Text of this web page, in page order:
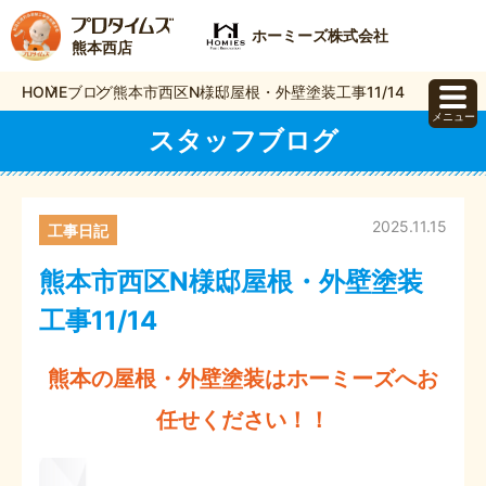
熊本西店
ホーミーズ株式会社
HOMEブログ熊本市西区N様邸屋根・外壁塗装工事11/14
スタッフブログ
熊本市西区N様邸屋根・外壁塗装
工事11/14
2025.11.15
工事日記
熊本の屋根・外壁塗装はホーミーズへお
任せください！！
メニュー